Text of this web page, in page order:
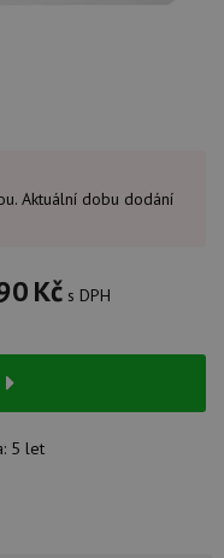
Aktuální dobu dodání
Kč s DPH
5 let